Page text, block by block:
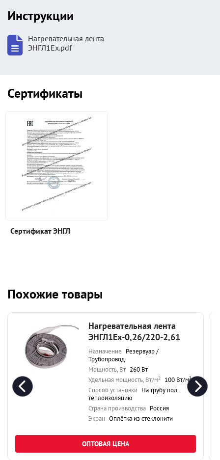
Инструкции
Нагревательная лента
ЭНГЛ1Ех.pdf
Сертификаты
Сертификат ЭНГЛ
Похожие товары
Нагревательная лента
ЭНГЛ1Ех-0,26/220-2,61
Назначение Резервуар /
Трубопровод
Мощность, Вт 260 Вт
Удельная мощность, Вт/м² 100 Вт/м²
Способ установки На трубу под
теплоизоляцию
Страна производства Россия
Экран Оплётка из стеклонити
ОПТОВАЯ ЦЕНА